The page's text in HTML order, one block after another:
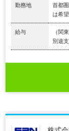
勤務地
首都
は希
給与
（関
別途